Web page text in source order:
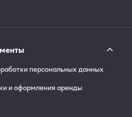
персональных данных
и оформления аренды